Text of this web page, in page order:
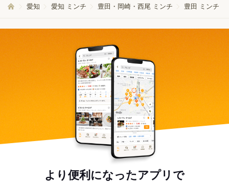
愛知 愛知 ミンチ 豊田・岡崎・西尾 ミンチ 豊田 ミンチ
より便利になったアプリで